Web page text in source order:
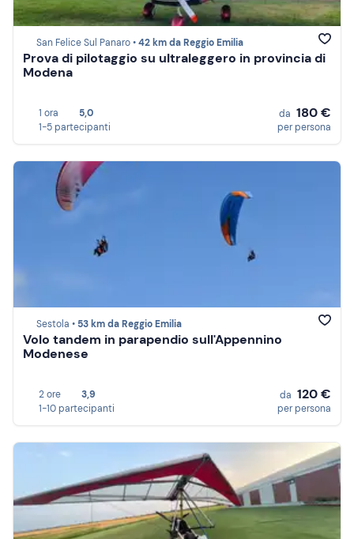
San Felice Sul Panaro •42 km da Reggio Emilia
Prova di pilotaggio su ultraleggero in provincia di
Modena
1 ora
5,0
1-5 partecipanti
da 180 €
per persona
Sestola • 53 km da Reggio Emilia
Volo tandem in parapendio sull'Appennino
Modenese
2 ore
3,9
1-10 partecipanti
da 120 €
per persona